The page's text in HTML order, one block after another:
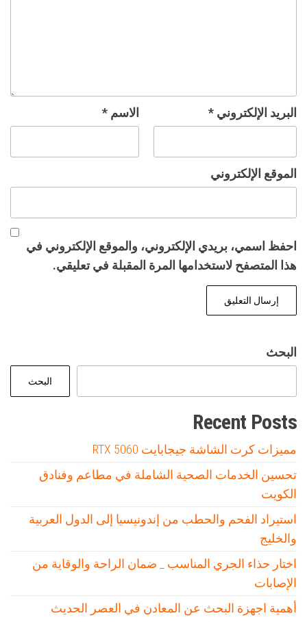
الاسم * البريد الإلكتروني *
الموقع الإلكتروني
احفظ اسمي، بريدي الإلكتروني، والموقع الإلكتروني في
هذا المتصفح لاستخدامها المرة المقبلة في تعليقي.
البحث
البحث
Recent Posts
مميزات كرت الشاشة جيجابايت RTX 5060
تحسين الخدمات الصحية الشاملة في مطاعم وفنادق
الكويت
استيراد الفحم والحطب من إندونيسيا إلى الدول العربية
والخليج
اختار حذاء الجري المناسب _ ضمان الراحة والوقاية من
الإصابات
أهمية اجهزة البحث عن المعادن في العصر الحديث